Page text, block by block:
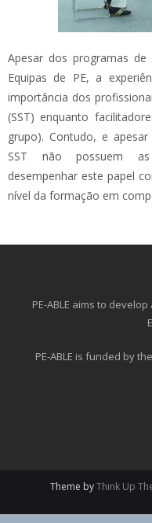
Apesar dos programas de
Equipas de PE, a
importância dos
(SST) enquanto
grupo). Contudo, e
SST não possuem as
desempenhar este papel
nível da formação em
PE-ABLE aims to
PE-ABLE is funded by
Theme byThink Up